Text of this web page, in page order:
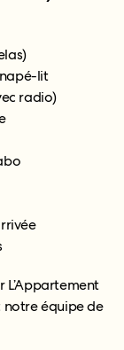
lit
radio)
L’Appartement
équipe de